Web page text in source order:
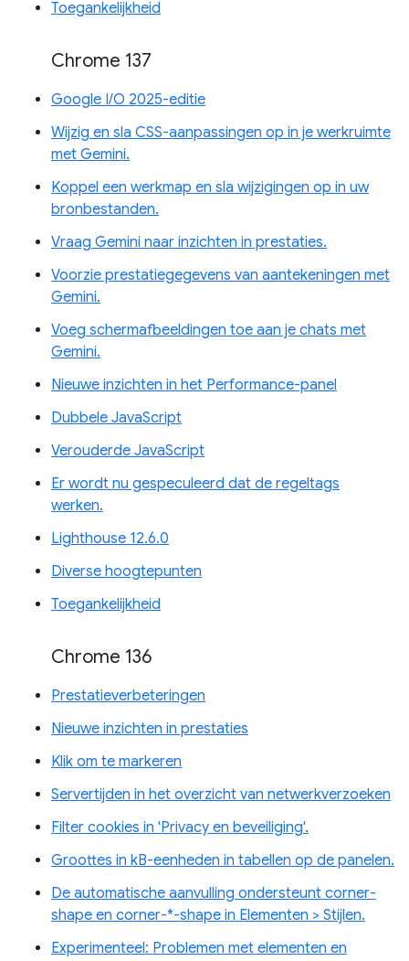
Toegankelijkheid
Chrome 137
Google I/O 2025-editie
Wijzig en sla CSS-aanpassingen op in je werkruimte
met Gemini.
Koppel een werkmap en sla wijzigingen op in uw
bronbestanden.
Vraag Gemini naar inzichten in prestaties.
Voorzie prestatiegegevens van aantekeningen met
Gemini.
Voeg schermafbeeldingen toe aan je chats met
Gemini.
Nieuwe inzichten in het Performance-panel
Dubbele JavaScript
Verouderde JavaScript
Er wordt nu gespeculeerd dat de regeltags
werken.
Lighthouse 12.6.0
Diverse hoogtepunten
Toegankelijkheid
Chrome 136
Prestatieverbeteringen
Nieuwe inzichten in prestaties
Klik om te markeren
Servertijden in het overzicht van netwerkverzoeken
Filter cookies in 'Privacy en beveiliging'.
Groottes in kB-eenheden in tabellen op de panelen.
De automatische aanvulling ondersteunt corner-
shape en corner-*-shape in Elementen > Stijlen.
Experimenteel: Problemen met elementen en